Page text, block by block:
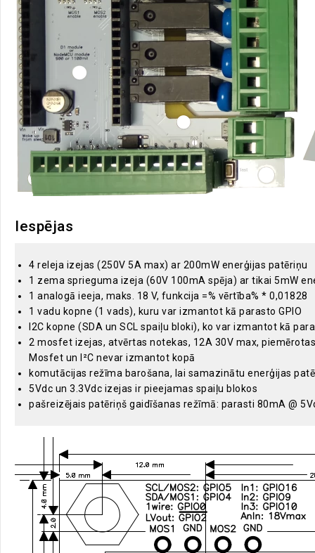
Iespējas
4 releja izejas (250V 5A max) ar 200mW enerģijas patēriņu
1 zema sprieguma izeja (60V 100mA spēja) ar tikai 5mW
1 analogā ieeja, maks. 18 V, funkcija =% vērtība% * 0,01828
1 vadu kopne (1 vads), kuru var izmantot kā parasto GPIO
I2C kopne (SDA un SCL spaiļu bloki), ko var izmantot kā
2 mosfet izejas, atvērtas notekas, 12A 30V max,
Mosfet un I²C nevar izmantot kopā
komutācijas režīma barošana, lai samazinātu enerģijas
5Vdc un 3.3Vdc izejas ir pieejamas spaiļu blokos
pašreizējais patēriņš gaidīšanas režīmā: parasti 80mA @